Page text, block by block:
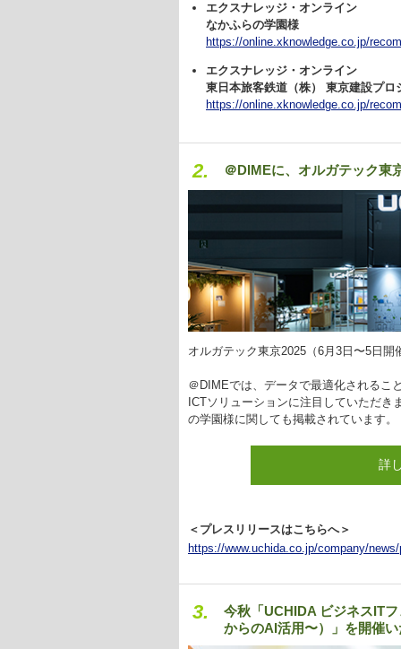
エクスナレッジ・オンライン
なかふらの学園様
https://online.xknowledge.co.jp/
エクスナレッジ・オンライン
東日本旅客鉄道（株） 東京建設プ
https://online.xknowledge.co.jp/
2. ＠DIMEに、オルガテック東
オルガテック東京2025（6月3日〜5日
＠DIMEでは、データで最適化されるこ
ICTソリューションに注目していただ
の学園様に関しても掲載されています。
詳
＜プレスリリースはこちらへ＞
https://www.uchida.co.jp/company/
3.
今秋「UCHIDA ビジネスIT
からのAI活用〜）」を開催